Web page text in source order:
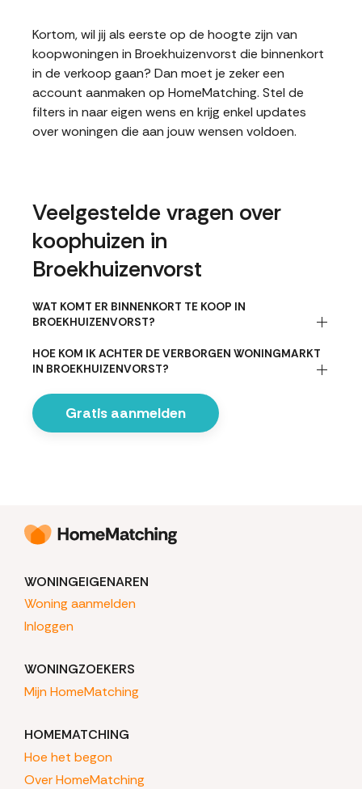
Kortom, wil jij als eerste op de hoogte zijn van
koopwoningen in Broekhuizenvorst die binnenkort
in de verkoop gaan? Dan moet je zeker een
account aanmaken op HomeMatching. Stel de
filters in naar eigen wens en krijg enkel updates
over woningen die aan jouw wensen voldoen.
Veelgestelde vragen over
koophuizen in
Broekhuizenvorst
WAT KOMT ER BINNENKORT TE KOOP IN
BROEKHUIZENVORST?
HOE KOM IK ACHTER DE VERBORGEN WONINGMARKT
IN BROEKHUIZENVORST?
Gratis aanmelden
WONINGEIGENAREN
Woning aanmelden
Inloggen
WONINGZOEKERS
Mijn HomeMatching
HOMEMATCHING
Hoe het begon
Over HomeMatching